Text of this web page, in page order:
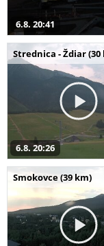
6.8. 20:41
Strednica - Ždiar (30
6.8. 20:26
Smokovce (39 km)